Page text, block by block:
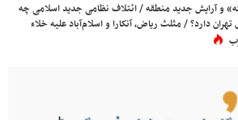
و آرایش جدید منطقه / ائتلاف نظامی جدید اسلامی چه
تهران دارد؟ / مثلث ریاض، آنکارا و اسلام‌آباد علیه خلاء